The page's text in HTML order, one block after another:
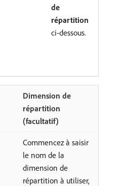
de
répartition
ci-dessous.
Dimension de
répartition
(facultatif)
Commencez à saisir
le nom de la
dimension de
répartition à utiliser,